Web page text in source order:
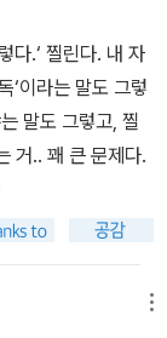
맨다. 가족들도,
지만 그는 아랑곳
‘이렇게 고치면 달
희망 찬 미래를 상
인생이, 그가 가
매 순간을 그토록
다.‘ 찔린다. 내 자
‘이라는 말도 그렇
말도 그렇고, 찔
거.. 꽤 큰 문제다.